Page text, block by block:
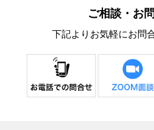
ご相談・お
下記よりお気軽にお問